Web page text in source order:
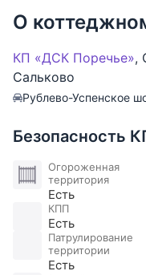
бассейна, котельная.
На просторной
соснах, высится
зоной и 25
Строение
отделки
травертин, ценные
мрамор. Стены
штукатуркой.
первоклассной
Miele и Liebherr.
О
КП «ДСК Поречье»,
Сальково
Рублево-Успенское
Безопасность
Огороженная
территория
Есть
КПП
Есть
Патрулирование
территории
Есть